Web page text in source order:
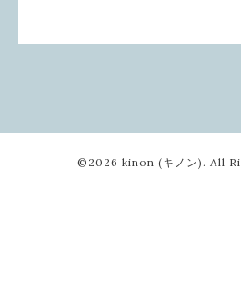
©2026 kinon (キノン) . All